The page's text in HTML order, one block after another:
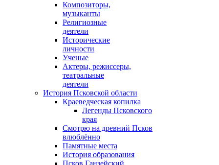
Композиторы,
музыканты
Религиозные
деятели
Исторические
личности
Ученые
Актеры, режиссеры,
театральные
деятели
История Псковской области
Краеведческая копилка
Легенды Псковского
края
Смотрю на древний Псков
влюблённо
Памятные места
История образования
Псков Ганзейский